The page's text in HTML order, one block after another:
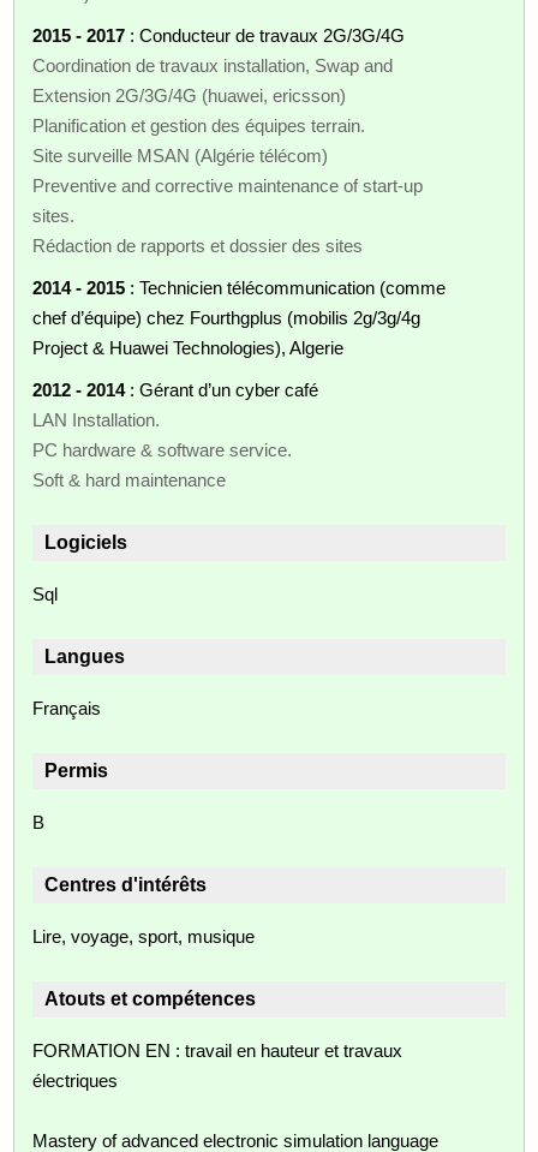
2015 - 2017 : Conducteur de travaux 2G/3G/4G
Coordination de travaux installation, Swap and
Extension 2G/3G/4G (huawei, ericsson)
Planification et gestion des équipes terrain.
Site surveille MSAN (Algérie télécom)
Preventive and corrective maintenance of start-up
sites.
Rédaction de rapports et dossier des sites
2014 - 2015 : Technicien télécommunication (comme
chef d’équipe) chez Fourthgplus (mobilis 2g/3g/4g
Project & Huawei Technologies), Algerie
2012 - 2014: Gérant d’un cyber café
LAN Installation.
PC hardware & software service.
Soft & hard maintenance
Logiciels
Sql
Langues
Français
Permis
B
Centres d'intérêts
Lire, voyage, sport, musique
Atouts et compétences
FORMATION EN : travail en hauteur et travaux
électriques
Mastery of advanced electronic simulation language